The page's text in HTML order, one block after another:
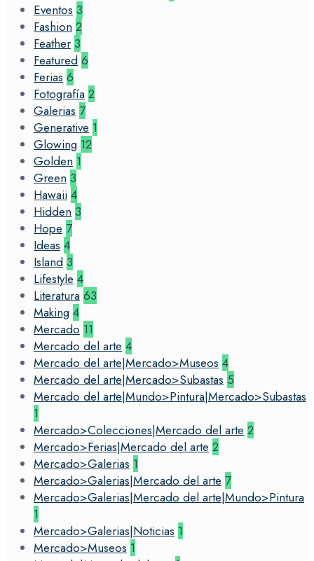
Eventos 3
Fashion 2
Feather 3
Featured 6
Ferias 6
Fotografía 2
Galerias 7
Generative 1
Glowing 12
Golden 1
Green 3
Hawaii 4
Hidden 3
Hope 7
Ideas 4
Island 3
Lifestyle 4
Literatura 63
Making 4
Mercado 11
Mercado del arte 4
Mercado del arte|Mercado>Museos 4
Mercado del arte|Mercado>Subastas 5
Mercado del arte|Mundo>Pintura|Mercado>Subastas
1
Mercado>Colecciones|Mercado del arte 2
Mercado>Ferias|Mercado del arte 2
Mercado>Galerias 1
Mercado>Galerias|Mercado del arte 7
Mercado>Galerias|Mercado del arte|Mundo>Pintura
1
Mercado>Galerias|Noticias 1
Mercado>Museos 1